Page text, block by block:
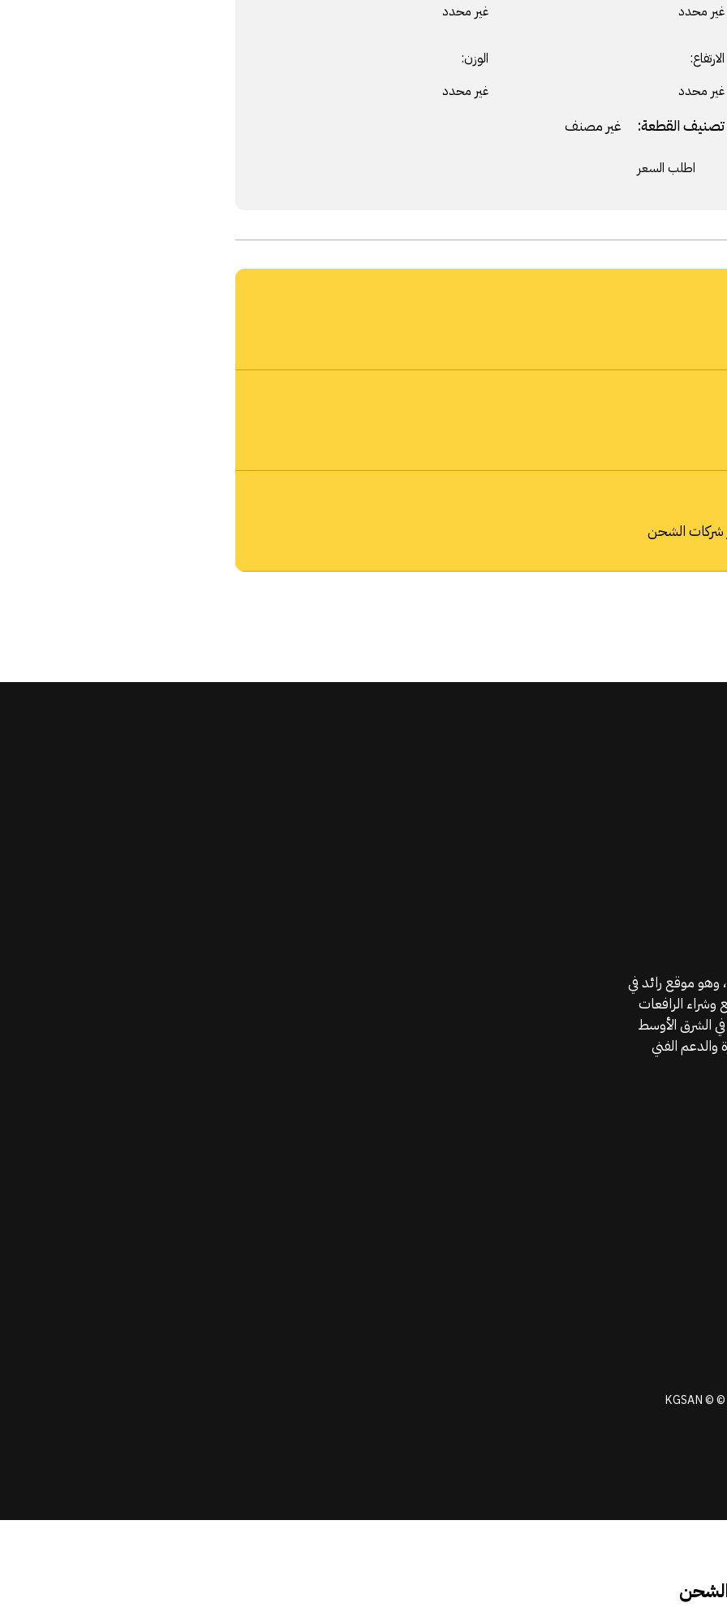
غير محدد
غير محدد
الارتفاع:
غير محدد
الوزن:
غير محدد
تصنيف القطعة: غير مصنف
اطلب السعر
موقع قطع الغيار KGSAN وهو أحد اعمال شركة MAHALLAK، وهو موقع رائد في
وشراء الرافعات
الشرق الأوسط
الفني
KGSAN ©